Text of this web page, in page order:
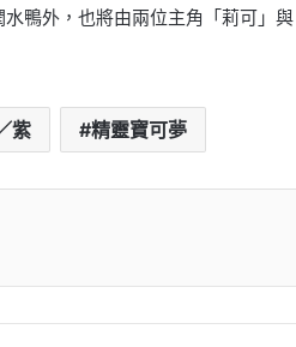
鴨外，也將由兩位主角「莉可」與
紫 精靈寶可夢